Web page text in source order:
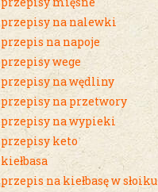
przepisy na nalewki
przepis na napoje
przepisy wege
przepisy na wędliny
przepisy na przetwory
przepisy na wypieki
przepisy keto
kiełbasa
przepis na kiełbasę w słoiku